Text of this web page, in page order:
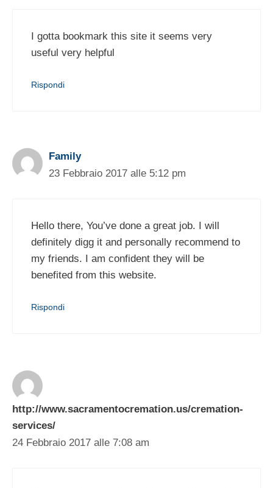
I gotta bookmark this site it seems very
useful very helpful
Rispondi
Family
23 Febbraio 2017 alle 5:12 pm
Hello there, You’ve done a great job. I will
definitely digg it and personally recommend to
my friends. I am confident they will be
benefited from this website.
Rispondi
http://www.sacramentocremation.us/cremation-
services/
24 Febbraio 2017 alle 7:08 am